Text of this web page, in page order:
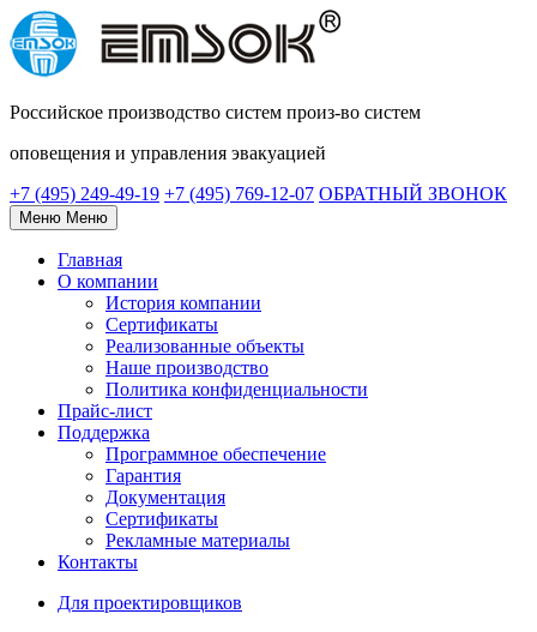
Российское производство систем произ-во систем
оповещения и управления эвакуацией
+7 (495) 249-49-19 +7 (495) 769-12-07 ОБРАТНЫЙ ЗВОНОК
Меню Меню
Главная
О компании
История компании
Сертификаты
Реализованные объекты
Наше производство
Политика конфиденциальности
Прайс-лист
Поддержка
Программное обеспечение
Гарантия
Документация
Сертификаты
Рекламные материалы
Контакты
Для проектировщиков